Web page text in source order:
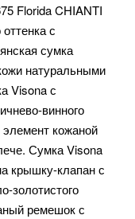
Florida CHIANTI
с
сумка
натуральными
Visona с
винного
кожаной
Сумка Visona
крышку-клапан с
золотистого
ремешок с